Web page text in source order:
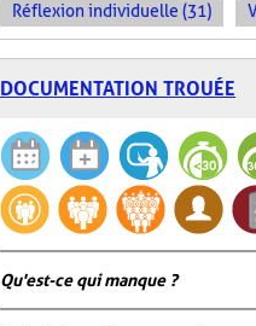
Réflexion individuelle (31)
DOCUMENTATION TROUÉE
Qu'est-ce qui manque ?